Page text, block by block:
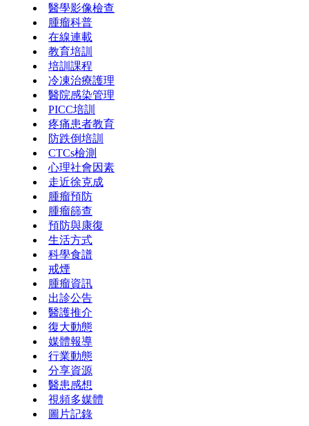
醫學影像檢查
腫瘤科普
在線連載
教育培訓
培訓課程
冷凍治療護理
醫院感染管理
PICC培訓
疼痛患者教育
防跌倒培訓
CTCs檢測
心理社會因素
走近徐克成
腫瘤預防
腫瘤篩查
預防與康復
生活方式
科學食譜
戒煙
腫瘤資訊
出診公告
醫護推介
復大動態
媒體報導
行業動態
分享資源
醫患感想
視頻多媒體
圖片記錄